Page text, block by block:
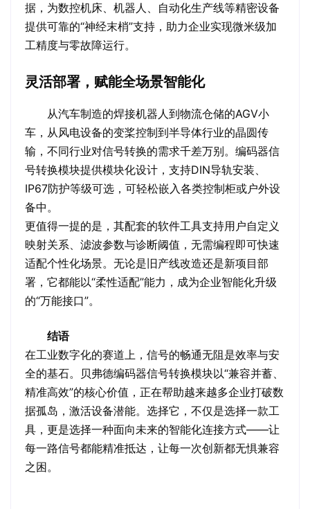
据，为数控机床、机器人、自动化生产线等精密设备
提供可靠的“神经末梢”支持，助力企业实现微米级加
工精度与零故障运行。
灵活部署，赋能全场景智能化
从汽车制造的焊接机器人到物流仓储的AGV小
车，从风电设备的变桨控制到半导体行业的晶圆传
输，不同行业对信号转换的需求千差万别。编码器信
号转换模块提供模块化设计，支持DIN导轨安装、
IP67防护等级可选，可轻松嵌入各类控制柜或户外设
备中。
更值得一提的是，其配套的软件工具支持用户自定义
映射关系、滤波参数与诊断阈值，无需编程即可快速
适配个性化场景。无论是旧产线改造还是新项目部
署，它都能以“柔性适配”能力，成为企业智能化升级
的“万能接口”。
结语
在工业数字化的赛道上，信号的畅通无阻是效率与安
全的基石。贝弗德编码器信号转换模块以“兼容并蓄、
精准高效”的核心价值，正在帮助越来越多企业打破数
据孤岛，激活设备潜能。选择它，不仅是选择一款工
具，更是选择一种面向未来的智能化连接方式——让
每一路信号都能精准抵达，让每一次创新都无惧兼容
之困。